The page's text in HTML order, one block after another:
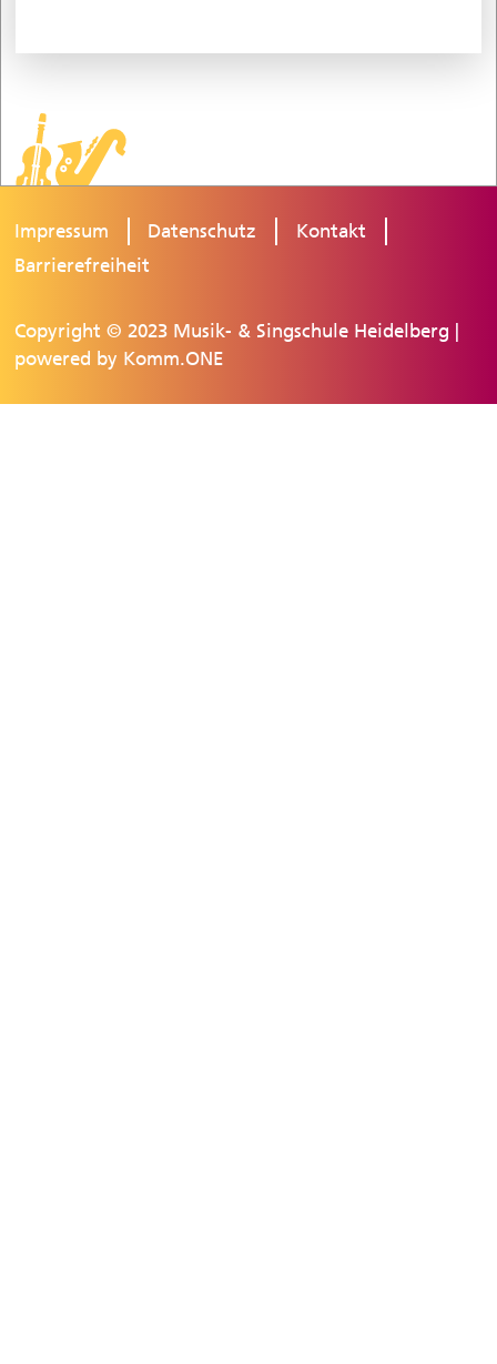
Impressum Datenschutz
Kontakt
Barrierefreiheit
Copyright © 2023 Musik- & Singschule Heidelberg |
powered by Komm.ONE